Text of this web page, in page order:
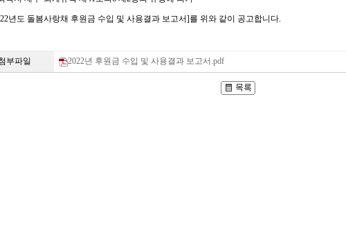
년도 돌봄사랑채 후원금 수입 및 사용결과 보고서]를 위와 같이 공고합니다.
부파일 2022년 후원금 수입 및 사용결과 보고서.pdf